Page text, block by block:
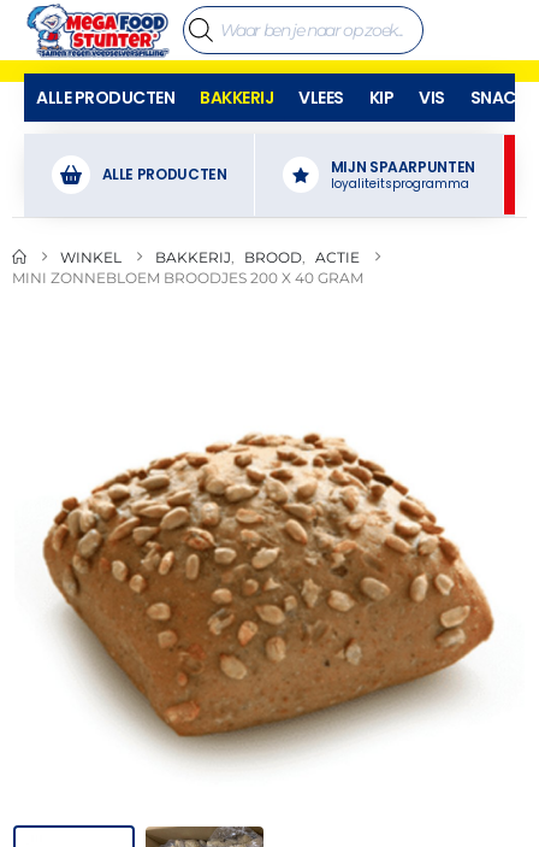
ALLE PRODUCTEN BAKKERIJ VLEES KIP VIS SNACKS
ALLE PRODUCTEN MIJN SPAARPUNTEN
loyaliteitsprogramma
WINKEL BAKKERIJ BROOD
ACTIE
MINI ZONNEBLOEM BROODJES 200 X 40 GRAM